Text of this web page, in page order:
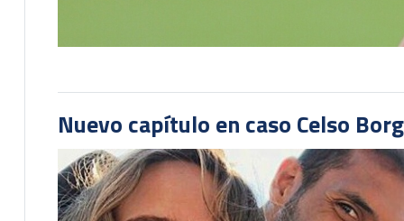
Nuevo capítulo en caso Celso